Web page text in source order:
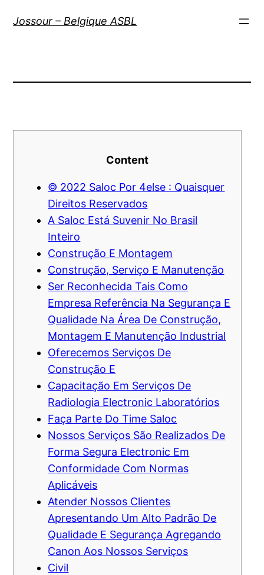
Jossour – Belgique ASBL
Content
© 2022 Saloc Por 4else : Quaisquer
Direitos Reservados
A Saloc Está Suvenir No Brasil
Inteiro
Construção E Montagem
Construção, Serviço E Manutenção
Ser Reconhecida Tais Como
Empresa Referência Na Segurança E
Qualidade Na Área De Construção,
Montagem E Manutenção Industrial
Oferecemos Serviços De
Construção E
Capacitação Em Serviços De
Radiologia Electronic Laboratórios
Faça Parte Do Time Saloc
Nossos Serviços São Realizados De
Forma Segura Electronic Em
Conformidade Com Normas
Aplicáveis
Atender Nossos Clientes
Apresentando Um Alto Padrão De
Qualidade E Segurança Agregando
Canon Aos Nossos Serviços
Civil